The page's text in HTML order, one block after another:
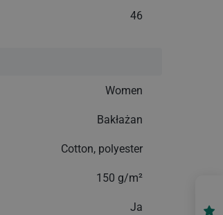
46
Women
Bakłażan
Cotton, polyester
150 g/m²
Ja